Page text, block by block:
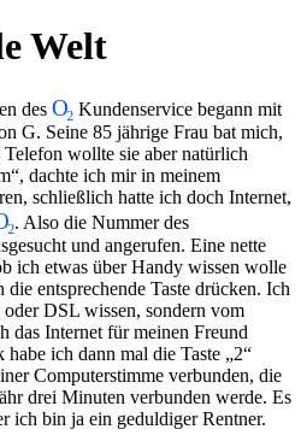
Welt
des
Kundenservice begann mit
G. Seine 85 jährige Frau bat mich,
wollte sie aber natürlich
, dachte ich mir in meinem
schließlich hatte ich doch Internet,
. Also die Nummer des
und angerufen. Eine nette
ich etwas über Handy wissen wolle
entsprechende Taste drücken. Ich
DSL wissen, sondern vom
das Internet für meinen Freund
ich dann mal die Taste
2
Computerstimme verbunden, die
drei Minuten verbunden werde. Es
ich bin ja ein geduldiger Rentner.